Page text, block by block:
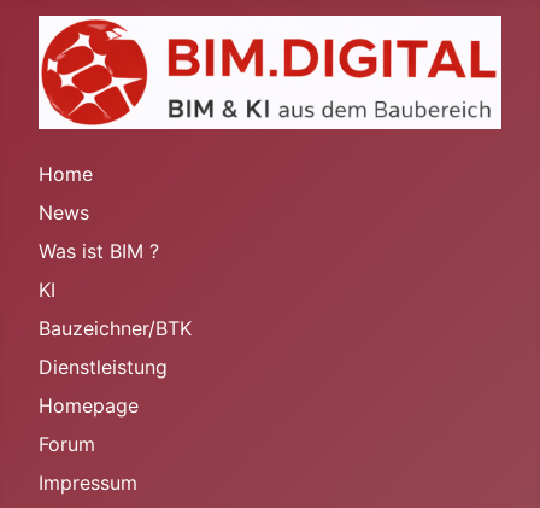
Home
News
Was ist BIM ?
KI
Bauzeichner/BTK
Dienstleistung
Homepage
Forum
Impressum